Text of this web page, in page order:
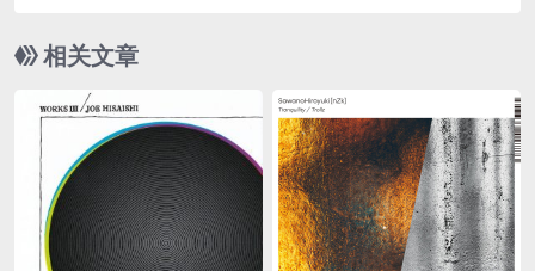
相关文章